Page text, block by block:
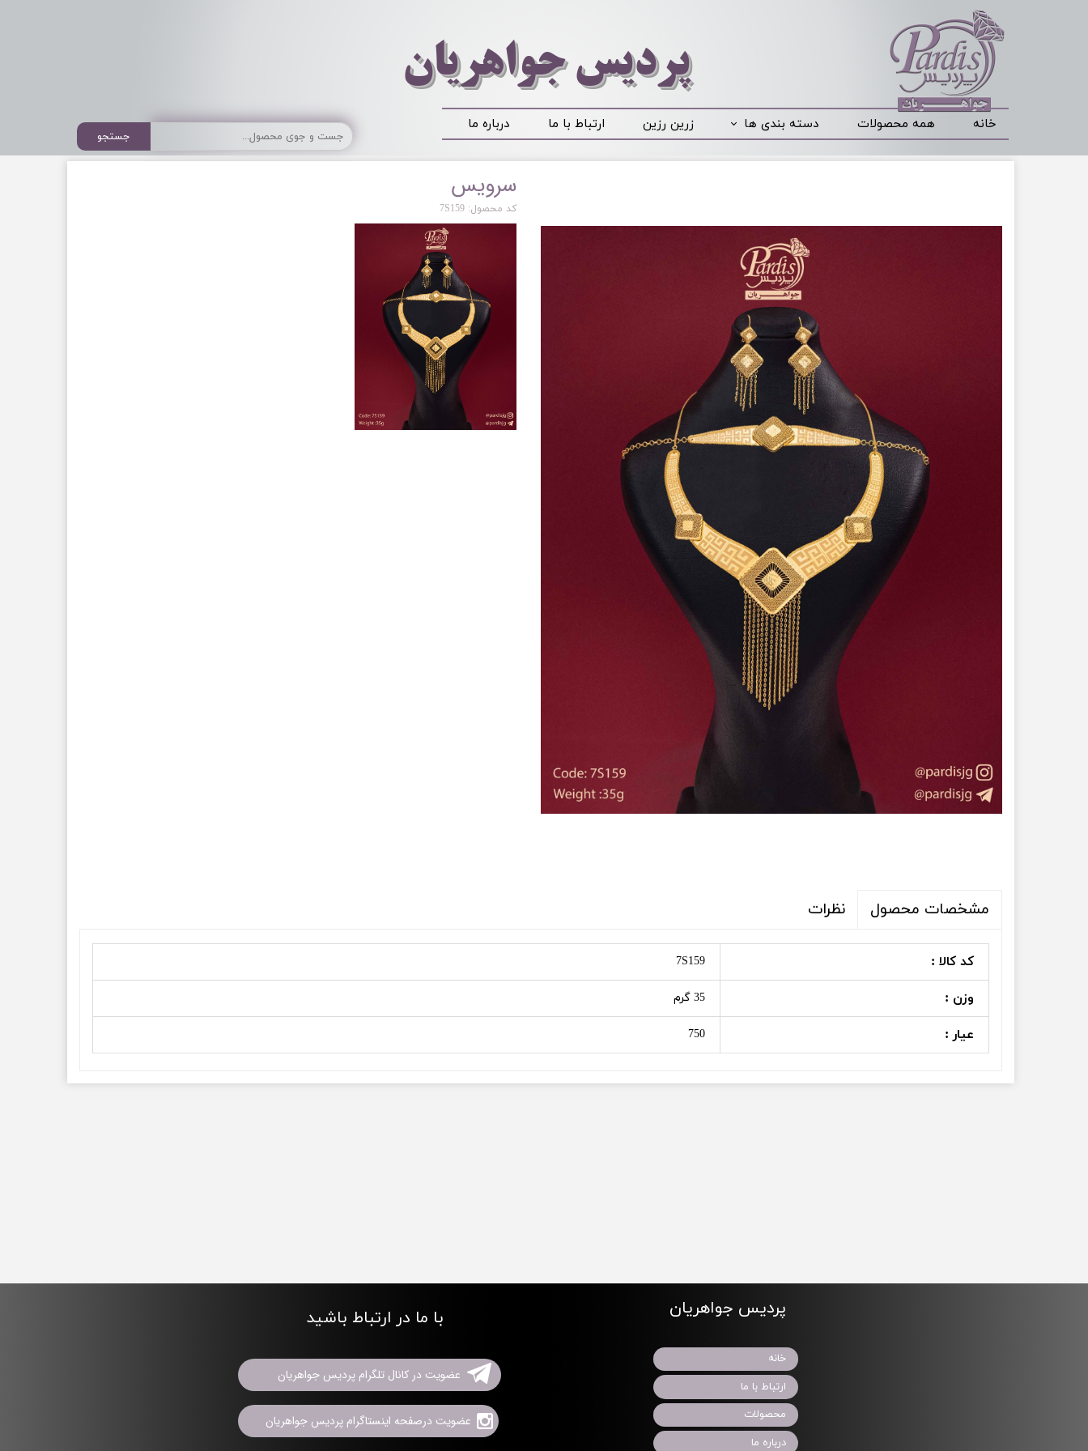
خانه همه محصولات دسته بندی ها زرین رزین ارتباط با ما درباره ما
​​​​پردیس جواهریان
جستجو
سرویس
کد محصول: 7S159
مشخصات محصول نظرات
کد کالا : 7S159
وزن : 35 گرم
عیار : 750
پردیس جواهریان
خانه
ارتباط با ما
محصولات
درباره ما
با ما در ارتباط باشید
عضویت در کانال تلگرام پردیس جواهریان
عضویت درصفحه اینستاگرام پردیس جواهریان